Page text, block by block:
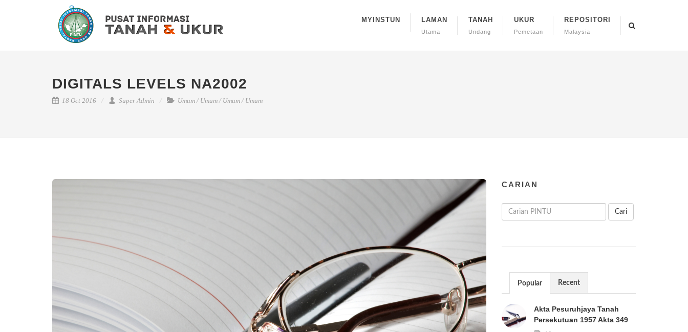
MYINSTUN LAMAN
Utama
TANAH
Undang
UKUR
Pemetaan
REPOSITORI
Malaysia
DIGITALS LEVELS NA2002
18 Oct 2016 Super Admin Umum/ Umum/ Umum/ Umum
CARIAN
Cari
Popular Recent
Akta Pesuruhjaya Tanah
Persekutuan 1957 Akta 349